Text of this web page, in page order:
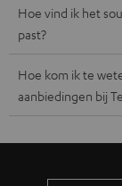
Hoe vind ik het
past?
Hoe kom ik te
aanbiedingen bij